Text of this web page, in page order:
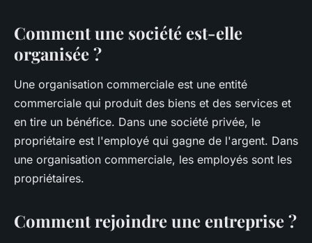
Comment une société est-elle
organisée ?
Une organisation commerciale est une entité
commerciale qui produit des biens et des services et
en tire un bénéfice. Dans une société privée, le
propriétaire est l'employé qui gagne de l'argent. Dans
une organisation commerciale, les employés sont les
propriétaires.
Comment rejoindre une entreprise ?